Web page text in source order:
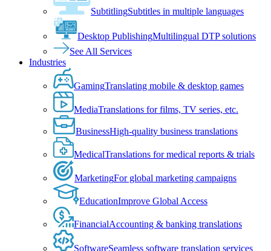
SubtitlingSubtitles in multiple languages
Desktop PublishingMultilingual DTP solutions
See All Services
Industries
GamingTranslating mobile & desktop games
MediaTranslations for films, TV series, etc.
BusinessHigh-quality business translations
MedicalTranslations for medical reports & trials
MarketingFor global marketing campaigns
EducationImprove Global Access
FinancialAccounting & banking translations
SoftwareSeamless software translation services